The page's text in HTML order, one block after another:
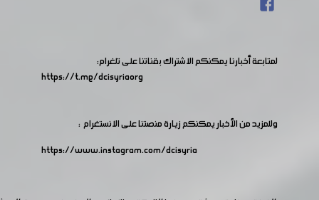
لمتابعة أخبارنا يمكنكم الاشتراك بقناتنا على تلغرام:
https://t.me/dcisyriaorg
وللمزيد من الأخبار يمكنكم زيارة منصتنا على الانستغرام :
https://www.instagram.com/dcisyria​